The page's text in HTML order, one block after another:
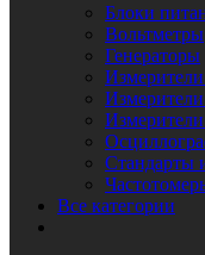
Блоки
Вольтметры
Генераторы
Измерители
Стандарты
Все категории